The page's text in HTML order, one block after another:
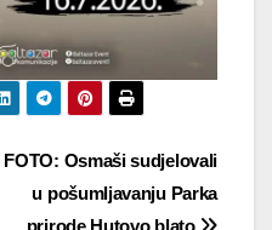
FOTO: Osmaši sudjelovali
u pošumljavanju Parka
prirode Hutovo blato